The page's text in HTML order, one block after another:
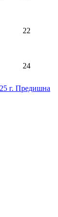
22
24
г. Предишна